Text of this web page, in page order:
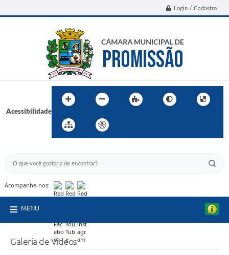
Login / Cadastro
Acessibilidade
Acompanhe-nos:
MENU
Galeria de Vídeos